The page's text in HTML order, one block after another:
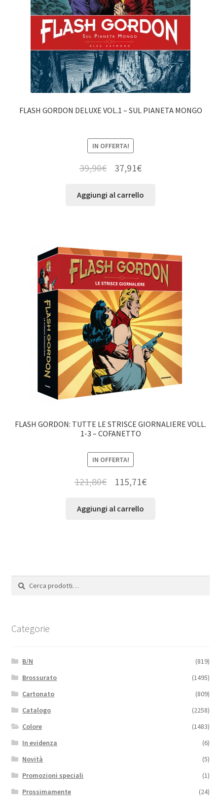
FLASH GORDON DELUXE VOL.1 – SUL PIANETA MONGO
IN OFFERTA!
39,90€ 37,91€
Aggiungi al carrello
FLASH GORDON: TUTTE LE STRISCE GIORNALIERE VOLL.
1-3 – COFANETTO
IN OFFERTA!
121,80€ 115,71€
Aggiungi al carrello
Cerca:
Cerca
Categorie
B/N
(819)
Brossurato
(1495)
Cartonato
(809)
Catalogo
(2258)
Colore
(1483)
In evidenza
(6)
Novità
(5)
Promozioni speciali
(1)
Prossimamente
(24)